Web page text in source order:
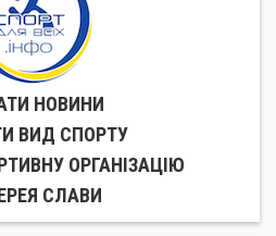
НОВИНИ
ВИД СПОРТУ
ОРГАНIЗАЦIЮ
СЛАВИ